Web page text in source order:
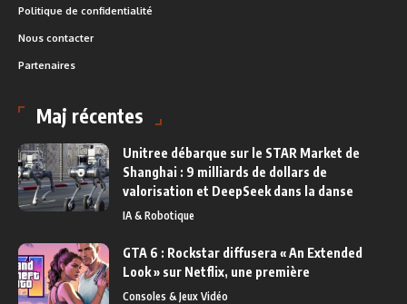
Politique de confidentialité
Nous contacter
Partenaires
Maj récentes
Unitree débarque sur le STAR Market de
Shanghai : 9 milliards de dollars de
valorisation et DeepSeek dans la danse
IA & Robotique
GTA 6 : Rockstar diffusera « An Extended
Look » sur Netflix, une première
Consoles & Jeux Vidéo